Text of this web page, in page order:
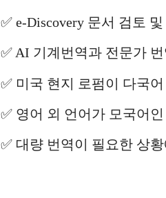
✅ e-Discovery 문서 검토
✅ AI 기계번역과 전문가
✅ 미국 현지 로펌이 다국
✅ 영어 외 언어가 모국어
✅ 대량 번역이 필요한 상